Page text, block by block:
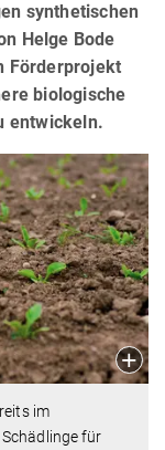
synthetischen
Helge Bode
Förderprojekt
biologische
entwickeln.
im
für